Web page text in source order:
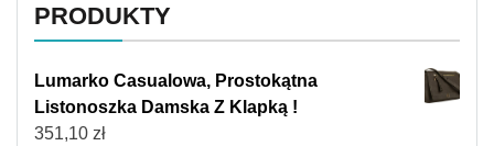
PRODUKTY
Lumarko Casualowa, Prostokątna
Listonoszka Damska Z Klapką !
351,10 zł